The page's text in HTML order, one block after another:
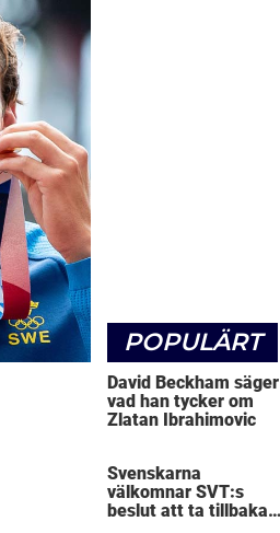
POPULÄRT
David Beckham säger
vad han tycker om
Zlatan Ibrahimovic
Svenskarna
välkomnar SVT:s
beslut att ta tillbaka